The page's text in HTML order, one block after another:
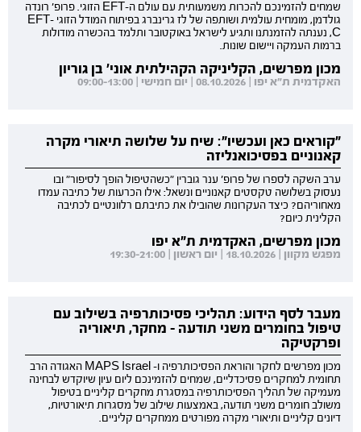
שמחים להזמינכם להכרות משמעותית עם עולם ה-EFT הזוגי. פרופ' רונדה
גולדמן, מומחית עולמית ושותפה של לז גרינברג בפיתוח המודל הזוגי EFT-
C, נענתה להזמנתנו ותגיע לישראל באוקטובר ותלמד בהכשרה מודולות
ברמות העמקה ויישום שונות.
מכון מפרשים, הקליניקה הקהילתית אוני' בן גוריון
האקדמית ת"א יפו | 08.10.2026 | יום חמישי | 09:00-13:00
"קוראים כאן ועכשיו": שיח על שלושה תיאורי מקרה
קאנוניים בפסיכואנליזה
ערב השקה לספרו של פרופ' ענר גוברין "כשהטיפול הופך לסיפור" ובו
נעסוק בשלושה טקסטים קאנוניים ונשאל: אילו הכרעות של כתיבה עמדו
מאחוריהם? כיצד העקרונות שהובילו את כתיבתם רלוונטיים לכתיבה
הקלינית כיום?
מכון מפרשים, האקדמית ת"א יפו
מפגש מקוון | 18.10.2026 | יום ראשון | 19:30-21:00
מעבר לסף הידוע: תהליכי פסיכותרפיה בשילוב עם
טיפול בחומרים משני תודעה - מחקר, תיאוריה
ופרקטיקה
מכון מפרשים לחקר והוראת הפסיכותרפיה ו- MAPS Israel האגודה הרב
תחומית למחקרים פסיכדליים, שמחים להזמינכם ליום עיון שיוקדש לבחינה
מעמיקה של תהליך הפסיכותרפיה במסגרת מחקרים קליניים בטיפול
משולב חומרים משני תודעה, באמצעות שילוב של מסגרות תיאורטיות,
דיונים קליניים ותיאורי מקרה מפורטים ממחקרים קליניים.